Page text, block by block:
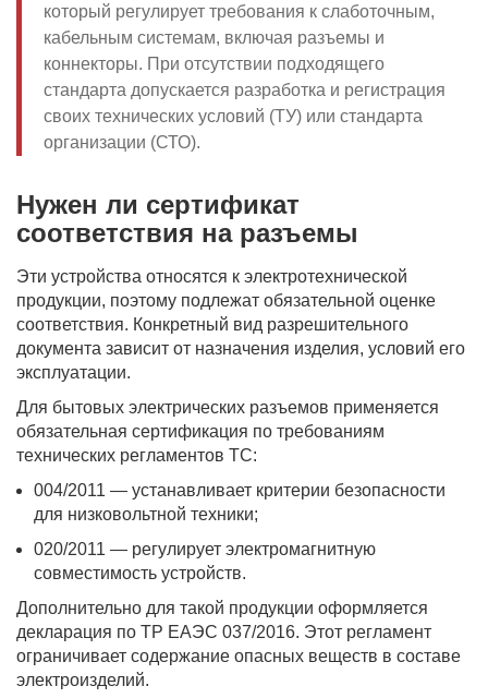
который регулирует требования к слаботочным,
кабельным системам, включая разъемы и
коннекторы. При отсутствии подходящего
стандарта допускается разработка и регистрация
своих технических условий (ТУ) или стандарта
организации (СТО).
Нужен ли сертификат
соответствия на разъемы
Эти устройства относятся к электротехнической
продукции, поэтому подлежат обязательной оценке
соответствия. Конкретный вид разрешительного
документа зависит от назначения изделия, условий его
эксплуатации.
Для бытовых электрических разъемов применяется
обязательная сертификация по требованиям
технических регламентов ТС:
004/2011 — устанавливает критерии безопасности
для низковольтной техники;
020/2011 — регулирует электромагнитную
совместимость устройств.
Дополнительно для такой продукции оформляется
декларация по ТР ЕАЭС 037/2016. Этот регламент
ограничивает содержание опасных веществ в составе
электроизделий.